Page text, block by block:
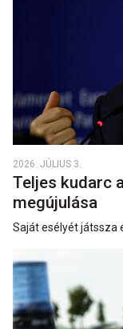
2026. JÚLIUS 3.
Teljes kudarc
megújulása
Saját esélyét játssza